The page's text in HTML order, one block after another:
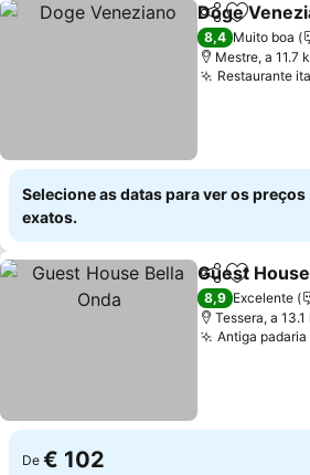
Partilhar
Doge
8,4 Muito boa
Mestre, a 11.7
Restaurante
Selecione as datas para ver os preços
exatos.
Partilhar
Guest
8,9 Excelente
Tessera, a
Antiga
De € 102